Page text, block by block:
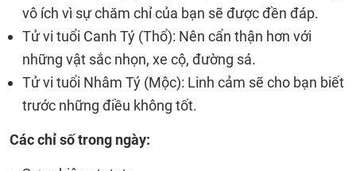
vô ích vì sự chăm chỉ của bạn sẽ được đền đáp.
Tử vi tuổi Canh Tý (Thổ): Nên cẩn thận hơn với
những vật sắc nhọn, xe cộ, đường sá.
Tử vi tuổi Nhâm Tý (Mộc): Linh cảm sẽ cho bạn biết
trước những điều không tốt.
Các chỉ số trong ngày: